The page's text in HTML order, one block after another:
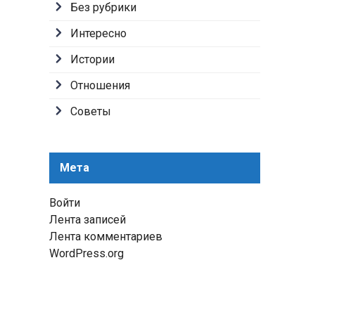
Без рубрики
Интересно
Истории
Отношения
Советы
Мета
Войти
Лента записей
Лента комментариев
WordPress.org